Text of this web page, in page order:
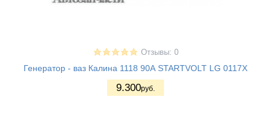
Отзывы: 0
Генератор - ваз Калина 1118 90А STARTVOLT LG 0117X
9.300руб.